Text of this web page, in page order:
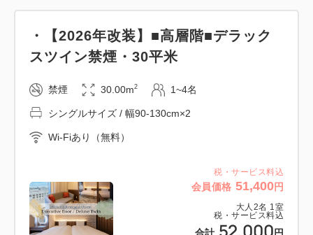
税・サービス料込
会員価格 51,400円
大人 2名 1室
税・サービス料込
・【2026年改装】■高層階■デラック
スツイン禁煙・30平米
禁煙 30.00m2 1~4名
シングルサイズ / 幅90-130cm×2
Wi-Fiあり（無料）